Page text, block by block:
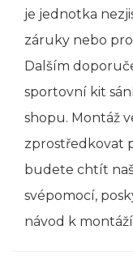
je jednotka
záruky nebo
Dalším
sportovní kit
shopu. Montáž
zprostředkovat
budete chtít
svépomocí,
návod k montáží